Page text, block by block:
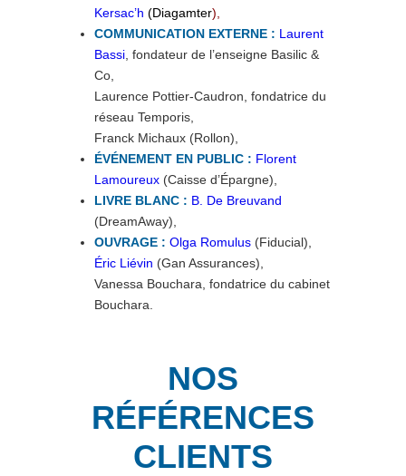
Kersac’h (Diagamter),
COMMUNICATION EXTERNE : Laurent
Bassi , fondateur de l’enseigne Basilic &
Co,
Laurence Pottier-Caudron, fondatrice du
réseau Temporis,
Franck Michaux (Rollon),
ÉVÉNEMENT EN PUBLIC : Florent
Lamoureux (Caisse d’Épargne),
LIVRE BLANC : B. De Breuvand
(DreamAway),
OUVRAGE : Olga Romulus (Fiducial),
Éric Liévin (Gan Assurances),
Vanessa Bouchara, fondatrice du cabinet
Bouchara.
NOS
RÉFÉRENCES
CLIENTS